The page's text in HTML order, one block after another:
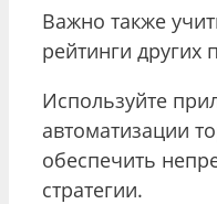
Важно также
рейтинги других
Используйте
автоматизации
обеспечить
стратегии.